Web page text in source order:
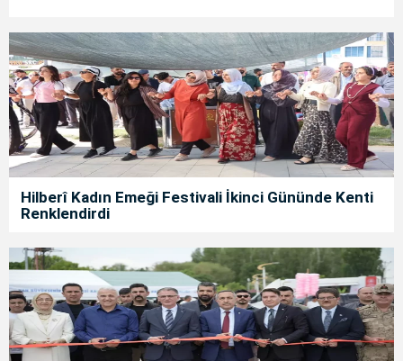
Hilberî Kadın Emeği Festivali İkinci Gününde Kenti
Renklendirdi